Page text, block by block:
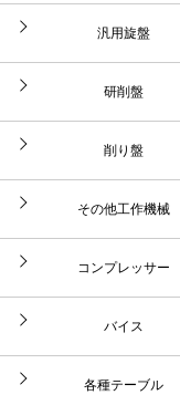
汎用旋盤
研削盤
削り盤
その他工作機械
コンプレッサー
バイス
各種テーブル